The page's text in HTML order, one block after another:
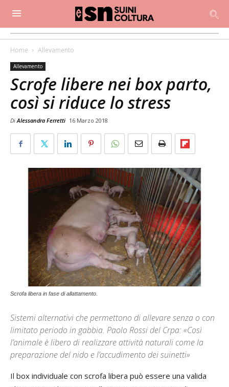
Home Allevamento
Allevamento
Scrofe libere nei box parto,
così si riduce lo stress
DiAlessandra Ferretti 16 Marzo 2018
Scrofa libera in fase di allattamento.
Sistemi alternativi che permettono di allevare senza o con
limitato periodo in gabbia. Paolo Rossi del Crpa: «Così
l’animale è libero di realizzare attività naturali come la
preparazione del nido e l’accudimento dei suinetti»
Il box individuale con scrofa libera può essere una valida